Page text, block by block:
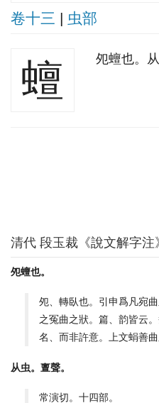
卷十三 | 虫部
蟺 夗蟺也。
清代 段玉裁《說文解字注
夗蟺也。
夗、轉臥也。引申爲凡宛
之冤曲之狀。篇、韵皆云
名、而非許意。上文蜎善
从虫。亶聲。
常演切。十四部。